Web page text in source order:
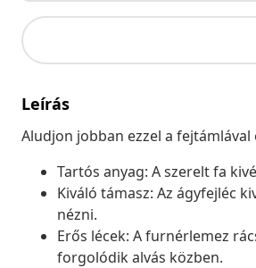
Leírás
Aludjon jobban ezzel a
Tartós anyag: A szerelt fa
Kiváló támasz: Az ágyfejléc
nézni.
Erős lécek: A furnérlemez
forgolódik alvás közben.